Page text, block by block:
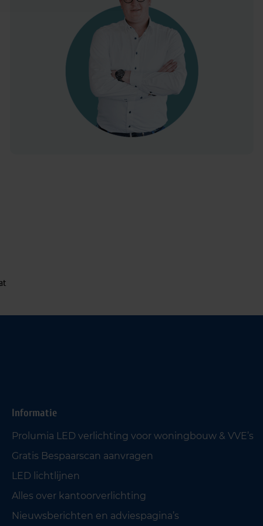
Informatie
Prolumia LED verlichting voor woningbouw & VVE’s
Gratis Bespaarscan aanvragen
LED lichtlijnen
Alles over kantoorverlichting
Nieuwsberichten en adviespagina’s